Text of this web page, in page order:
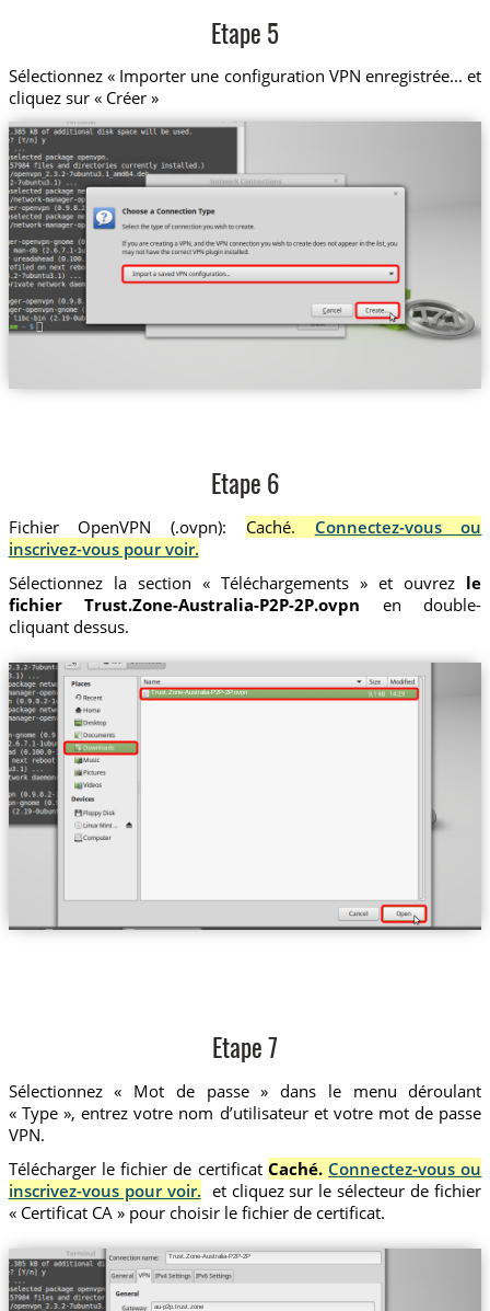
Etape 5
Sélectionnez « Importer une configuration VPN enregistrée... et
cliquez sur « Créer »
Etape 6
Fichier OpenVPN (.ovpn): Caché. Connectez-vous ou
inscrivez-vous pour voir.
Sélectionnez la section « Téléchargements » et ouvrez le
fichier Trust.Zone-Australia-P2P-2P.ovpn en double-
cliquant dessus.
Trust.Zone-Australia-P2P-2P.ovpn
Etape 7
Sélectionnez « Mot de passe » dans le menu déroulant
« Type », entrez votre nom d’utilisateur et votre mot de passe
VPN.
Télécharger le fichier de certificat Caché. Connectez-vous ou
inscrivez-vous pour voir. et cliquez sur le sélecteur de fichier
« Certificat CA » pour choisir le fichier de certificat.
Trust.Zone-Australia-P2P-2P
au-p2p.trust.zone